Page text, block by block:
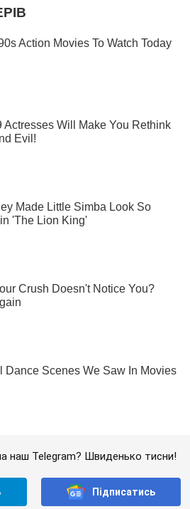
наш Telegram? Швиденько тисни!
Підписатись